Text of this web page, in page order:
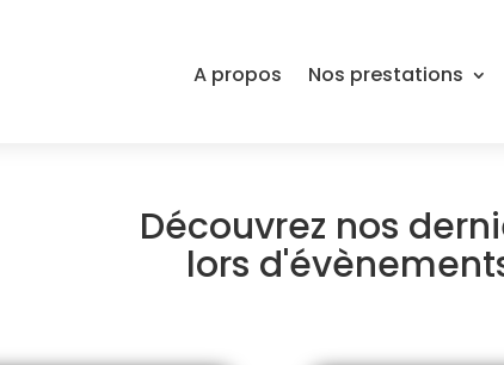
A propos Nos prestations
Découvrez nos
lors